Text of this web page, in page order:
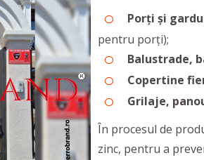
Porți și
pentru porți);
Balustrade,
Copertine
Grilaje,
În procesul de
zinc, pentru a